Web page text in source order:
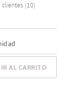
(10)
AL CARRITO